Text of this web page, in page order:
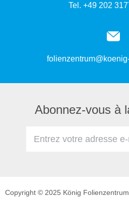
Tel. +49 202
Abonnez-vous à
Copyright © 2025 König